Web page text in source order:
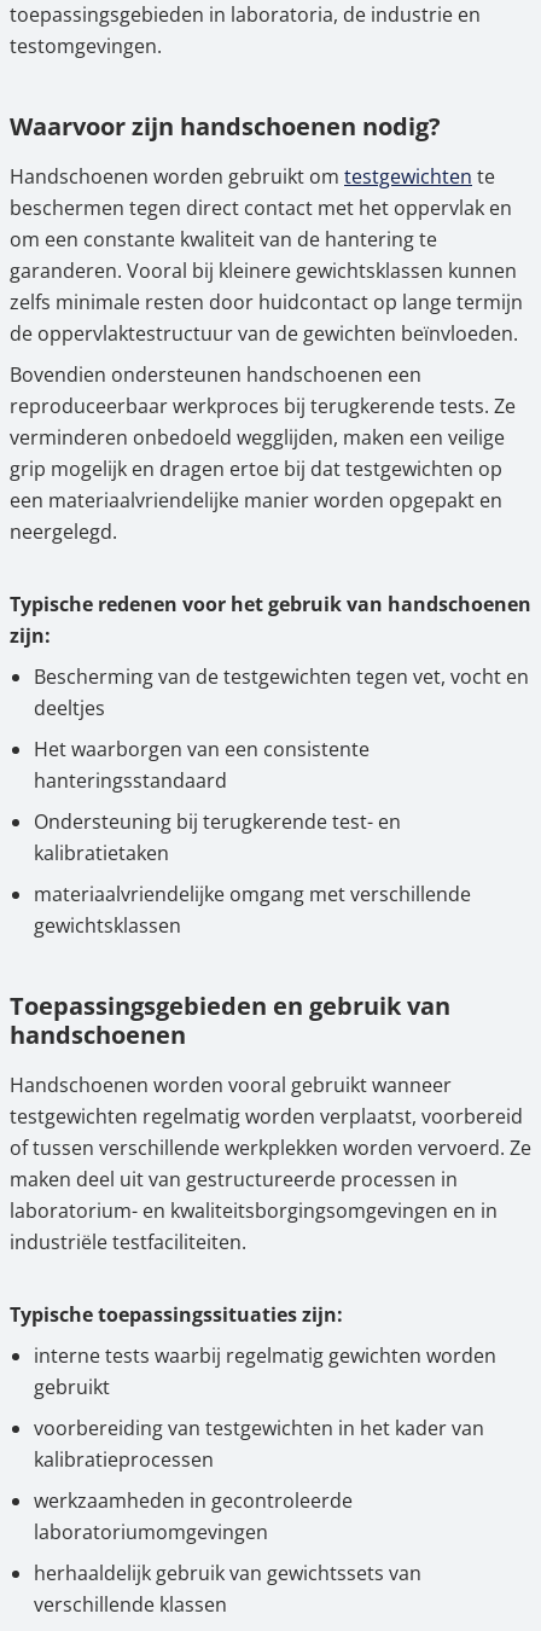
toepassingsgebieden in laboratoria, de industrie en
testomgevingen.
Waarvoor zijn handschoenen nodig?
Handschoenen worden gebruikt om testgewichten te
beschermen tegen direct contact met het oppervlak en
om een constante kwaliteit van de hantering te
garanderen. Vooral bij kleinere gewichtsklassen kunnen
zelfs minimale resten door huidcontact op lange termijn
de oppervlaktestructuur van de gewichten beïnvloeden.
Bovendien ondersteunen handschoenen een
reproduceerbaar werkproces bij terugkerende tests. Ze
verminderen onbedoeld wegglijden, maken een veilige
grip mogelijk en dragen ertoe bij dat testgewichten op
een materiaalvriendelijke manier worden opgepakt en
neergelegd.
Typische redenen voor het gebruik van handschoenen
zijn:
Bescherming van de testgewichten tegen vet, vocht en
deeltjes
Het waarborgen van een consistente
hanteringsstandaard
Ondersteuning bij terugkerende test- en
kalibratietaken
materiaalvriendelijke omgang met verschillende
gewichtsklassen
Toepassingsgebieden en gebruik van
handschoenen
Handschoenen worden vooral gebruikt wanneer
testgewichten regelmatig worden verplaatst, voorbereid
of tussen verschillende werkplekken worden vervoerd. Ze
maken deel uit van gestructureerde processen in
laboratorium- en kwaliteitsborgingsomgevingen en in
industriële testfaciliteiten.
Typische toepassingssituaties zijn:
interne tests waarbij regelmatig gewichten worden
gebruikt
voorbereiding van testgewichten in het kader van
kalibratieprocessen
werkzaamheden in gecontroleerde
laboratoriumomgevingen
herhaaldelijk gebruik van gewichtssets van
verschillende klassen